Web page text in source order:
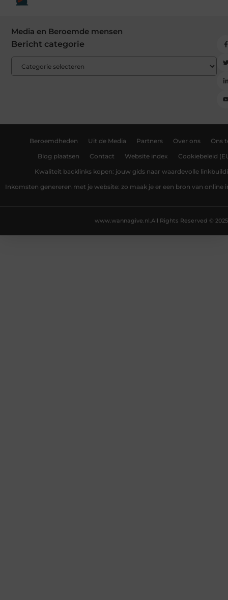
Media en Beroemde mensen
Bericht categorie
Beroemdheden Uit de Media Partners Over ons Ons
Blog plaatsen Contact Website index Cookiebeleid
Kwaliteit backlinks kopen: jouw gids naar waardevolle
Inkomsten genereren met je website: zo maak je er een bron van online
All Rights Reserved © 2025
www.wannagive.nl.